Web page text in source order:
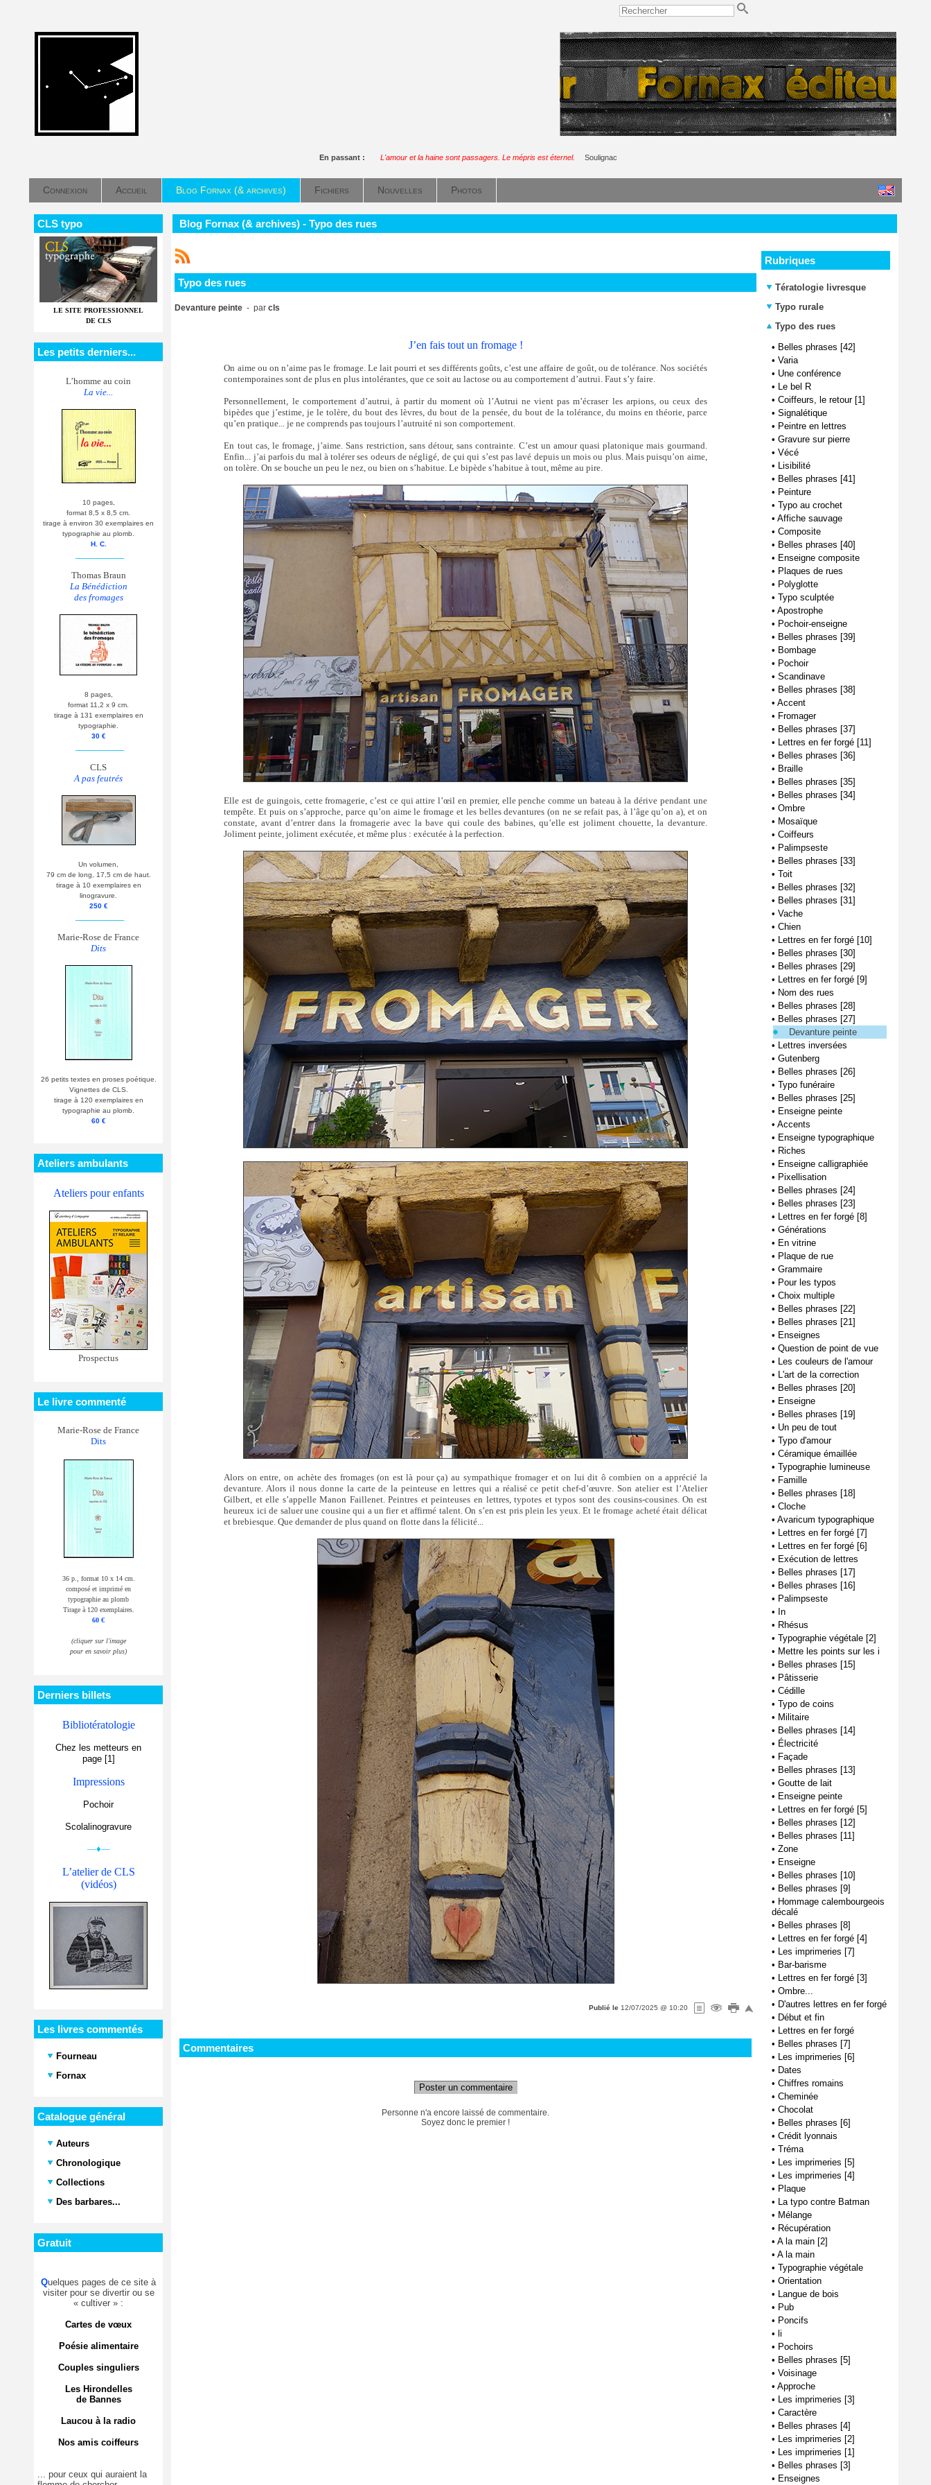
En passant : L'amour et la haine sont passagers. Le mépris est éternel. Soulignac
Connexion Accueil Blog Fornax (& archives) Fichiers Nouvelles Photos
CLS typo
LE SITE PROFESSIONNEL
DE CLS
Les petits derniers...
L’homme au coin
La vie...
10 pages,
format 8,5 x 8,5 cm.
tirage à environ 30 exemplaires en
typographie au plomb.
H. C.
Thomas Braun
La Bénédiction
des fromages
8 pages,
format 11,2 x 9 cm.
tirage à 131 exemplaires en
typographie.
30 €
CLS
A pas feutrés
Un volumen,
79 cm de long, 17,5 cm de haut.
tirage à 10 exemplaires en
linogravure.
250 €
Marie-Rose de France
Dits
26 petits textes en proses poétique.
Vignettes de CLS.
tirage à 120 exemplaires en
typographie au plomb.
60 €
Ateliers ambulants
Ateliers pour enfants
Prospectus
Le livre commenté
Marie-Rose de France
Dits
36 p., format 10 x 14 cm.
composé et imprimé en
typographie au plomb
Tirage à 120 exemplaires.
60 €
(cliquer sur l'image
pour en savoir plus)
Derniers billets
Bibliotératologie
Chez les metteurs en
page [1]
Impressions
Pochoir
Scolalinogravure
—♦—
L’atelier de CLS
(vidéos)
Les livres commentés
Fourneau
Fornax
Catalogue général
Auteurs
Chronologique
Collections
Des barbares...
Gratuit
Quelques pages de ce site à
visiter pour se divertir ou se
« cultiver » :
Cartes de vœux
Poésie alimentaire
Couples singuliers
Les Hirondelles
de Bannes
Laucou à la radio
Nos amis coiffeurs
... pour ceux qui auraient la
Blog Fornax (& archives) - Typo des rues
Typo des rues
Devanture peinte - par cls
J’en fais tout un fromage !
On aime ou on n’aime pas le fromage. Le lait pourri et ses différents goûts, c’est une affaire de goût, ou de tolérance. Nos sociétés
contemporaines sont de plus en plus intolérantes, que ce soit au lactose ou au comportement d’autrui. Faut s’y faire.
Personnellement, le comportement d’autrui, à partir du moment où l’Autrui ne vient pas m’écraser les arpions, ou ceux des
bipèdes que j’estime, je le tolère, du bout des lèvres, du bout de la pensée, du bout de la tolérance, du moins en théorie, parce
qu’en pratique... je ne comprends pas toujours l’autruité ni son comportement.
En tout cas, le fromage, j’aime. Sans restriction, sans détour, sans contrainte. C’est un amour quasi platonique mais gourmand.
Enfin... j’ai parfois du mal à tolérer ses odeurs de négligé, de çui qui s’est pas lavé depuis un mois ou plus. Mais puisqu’on aime,
on tolère. On se bouche un peu le nez, ou bien on s’habitue. Le bipède s’habitue à tout, même au pire.
Elle est de guingois, cette fromagerie, c’est ce qui attire l’œil en premier, elle penche comme un bateau à la dérive pendant une
tempête. Et puis on s’approche, parce qu’on aime le fromage et les belles devantures (on ne se refait pas, à l’âge qu’on a), et on
constate, avant d’entrer dans la fromagerie avec la bave qui coule des babines, qu’elle est joliment chouette, la devanture.
Joliment peinte, joliment exécutée, et même plus : exécutée à la perfection.
Alors on entre, on achète des fromages (on est là pour ça) au sympathique fromager et on lui dit ô combien on a apprécié la
devanture. Alors il nous donne la carte de la peinteuse en lettres qui a réalisé ce petit chef-d’œuvre. Son atelier est l’Atelier
Gilbert, et elle s’appelle Manon Faillenet. Peintres et peinteuses en lettres, typotes et typos sont des cousins-cousines. On est
heureux ici de saluer une cousine qui a un fier et affirmé talent. On s’en est pris plein les yeux. Et le fromage acheté était délicat
et brebiesque. Que demander de plus quand on flotte dans la félicité...
Publié le 12/07/2025 @ 10:20
Commentaires
Poster un commentaire
Personne n'a encore laissé de commentaire.
Soyez donc le premier !
Rubriques
Tératologie livresque
Typo rurale
Typo des rues
• Belles phrases [42]
• Varia
• Une conférence
• Le bel R
• Coiffeurs, le retour [1]
• Signalétique
• Peintre en lettres
• Gravure sur pierre
• Vécé
• Lisibilité
• Belles phrases [41]
• Peinture
• Typo au crochet
• Affiche sauvage
• Composite
• Belles phrases [40]
• Enseigne composite
• Plaques de rues
• Polyglotte
• Typo sculptée
• Apostrophe
• Pochoir-enseigne
• Belles phrases [39]
• Bombage
• Pochoir
• Scandinave
• Belles phrases [38]
• Accent
• Fromager
• Belles phrases [37]
• Lettres en fer forgé [11]
• Belles phrases [36]
• Braille
• Belles phrases [35]
• Belles phrases [34]
• Ombre
• Mosaïque
• Coiffeurs
• Palimpseste
• Belles phrases [33]
• Toit
• Belles phrases [32]
• Belles phrases [31]
• Vache
• Chien
• Lettres en fer forgé [10]
• Belles phrases [30]
• Belles phrases [29]
• Lettres en fer forgé [9]
• Nom des rues
• Belles phrases [28]
• Belles phrases [27]
Devanture peinte
• Lettres inversées
• Gutenberg
• Belles phrases [26]
• Typo funéraire
• Belles phrases [25]
• Enseigne peinte
• Accents
• Enseigne typographique
• Riches
• Enseigne calligraphiée
• Pixellisation
• Belles phrases [24]
• Belles phrases [23]
• Lettres en fer forgé [8]
• Générations
• En vitrine
• Plaque de rue
• Grammaire
• Pour les typos
• Choix multiple
• Belles phrases [22]
• Belles phrases [21]
• Enseignes
• Question de point de vue
• Les couleurs de l'amour
• L'art de la correction
• Belles phrases [20]
• Enseigne
• Belles phrases [19]
• Un peu de tout
• Typo d'amour
• Céramique émaillée
• Typographie lumineuse
• Famille
• Belles phrases [18]
• Cloche
• Avaricum typographique
• Lettres en fer forgé [7]
• Lettres en fer forgé [6]
• Exécution de lettres
• Belles phrases [17]
• Belles phrases [16]
• Palimpseste
• In
• Rhésus
• Typographie végétale [2]
• Mettre les points sur les i
• Belles phrases [15]
• Pâtisserie
• Cédille
• Typo de coins
• Militaire
• Belles phrases [14]
• Électricité
• Façade
• Belles phrases [13]
• Goutte de lait
• Enseigne peinte
• Lettres en fer forgé [5]
• Belles phrases [12]
• Belles phrases [11]
• Zone
• Enseigne
• Belles phrases [10]
• Belles phrases [9]
• Hommage calembourgeois
décalé
• Belles phrases [8]
• Lettres en fer forgé [4]
• Les imprimeries [7]
• Bar-barisme
• Lettres en fer forgé [3]
• Ombre...
• D'autres lettres en fer forgé
• Début et fin
• Lettres en fer forgé
• Belles phrases [7]
• Les imprimeries [6]
• Dates
• Chiffres romains
• Cheminée
• Chocolat
• Belles phrases [6]
• Crédit lyonnais
• Tréma
• Les imprimeries [5]
• Les imprimeries [4]
• Plaque
• La typo contre Batman
• Mélange
• Récupération
• A la main [2]
• A la main
• Typographie végétale
• Orientation
• Langue de bois
• Pub
• Poncifs
• li
• Pochoirs
• Belles phrases [5]
• Voisinage
• Approche
• Les imprimeries [3]
• Caractère
• Belles phrases [4]
• Les imprimeries [2]
• Les imprimeries [1]
• Belles phrases [3]
• Enseignes